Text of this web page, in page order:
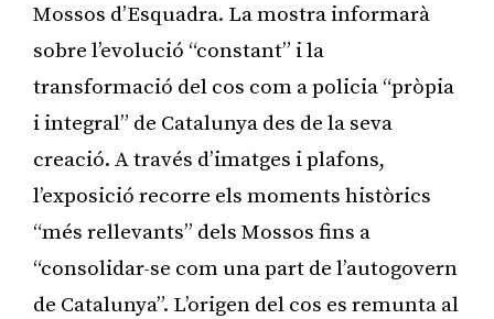
Mossos d’Esquadra. La mostra informarà
sobre l’evolució “constant” i la
transformació del cos com a policia “pròpia
i integral” de Catalunya des de la seva
creació. A través d’imatges i plafons,
l’exposició recorre els moments històrics
“més rellevants” dels Mossos fins a
“consolidar-se com una part de l’autogovern
de Catalunya”. L’origen del cos es remunta al